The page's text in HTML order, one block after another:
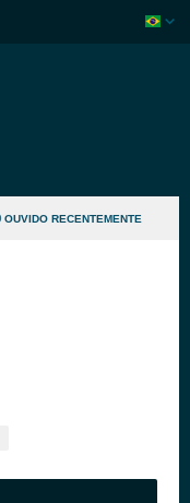
OUVIDO RECENTEMENTE